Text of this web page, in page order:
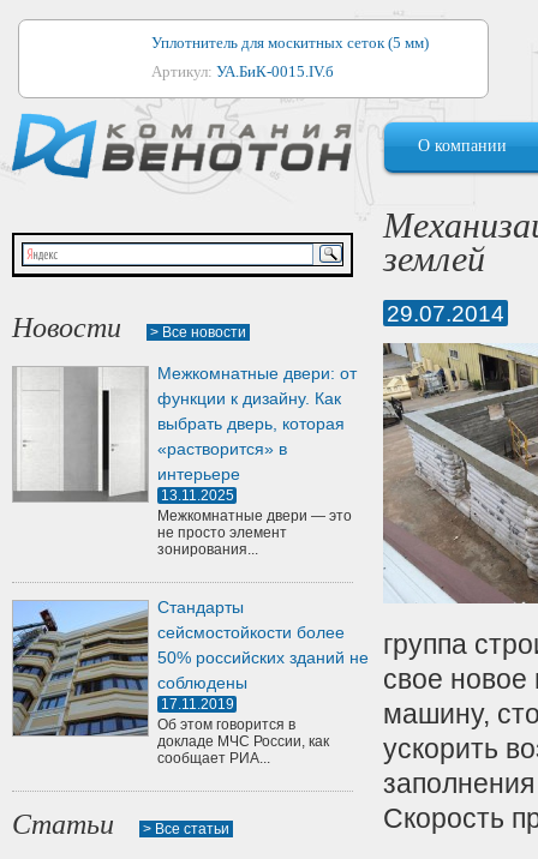
Уплотнитель для москитных сеток (5 мм)
Артикул: УА.БиК-0015.IV.б
Уплотнитель для алюминиевых окон
Артикул:1044
Уплотнитель для деревянных окон
Артикул:УМ.БиК-0062.IV.б
Уплотнитель лоджиевый для (4, 5, 6 мм)
Уплотнитель для деревянных дверей
Артикул:
О компании
Новости > Все новости
Межкомнатные двери: от
функции к дизайну. Как
выбрать дверь, которая
«растворится» в
интерьере
13.11.2025
Межкомнатные двери — это
не просто элемент
зонирования...
Стандарты
сейсмостойкости более
50% российских зданий не
соблюдены
17.11.2019
Об этом говорится в
докладе МЧС России, как
сообщает РИА...
Статьи > Все статьи
землей
29.07.2014
группа
свое
машину,
ускорить
Скорость